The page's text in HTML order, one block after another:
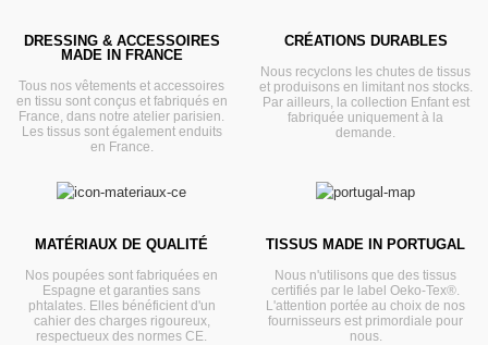
DRESSING & ACCESSOIRES
MADE IN FRANCE
Tous nos vêtements et accessoires
en tissu sont conçus et fabriqués en
France, dans notre atelier parisien.
Les tissus sont également enduits
en France.
CRÉATIONS DURABLES
Nous recyclons les chutes de tissus
et produisons en limitant nos stocks.
Par ailleurs, la collection Enfant est
fabriquée uniquement à la
demande.
MATÉRIAUX DE QUALITÉ
Nos poupées sont fabriquées en
Espagne et garanties sans
phtalates. Elles bénéficient d'un
cahier des charges rigoureux,
respectueux des normes CE.
TISSUS MADE IN PORTUGAL
Nous n'utilisons que des tissus
certifiés par le label Oeko-Tex®.
L'attention portée au choix de nos
fournisseurs est primordiale pour
nous.